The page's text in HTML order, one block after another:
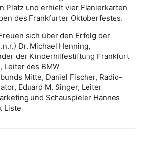
Platz und erhielt vier Flanierkarten
des Frankfurter Oktoberfestes.
sich über den Erfolg der
Dr. Michael Henning,
der Kinderhilfestiftung Frankfurt
Leiter des BMW
Mitte, Daniel Fischer, Radio-
Eduard M. Singer, Leiter
und Schauspieler Hannes
Liste